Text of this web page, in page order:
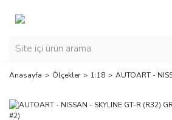
Anasayfa Ölçekler 1:18 AUTOART -